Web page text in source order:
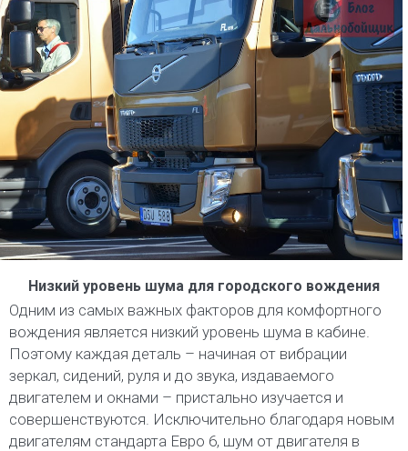
Низкий уровень шума для городского вождения
Одним из самых важных факторов для комфортного
вождения является низкий уровень шума в кабине.
Поэтому каждая деталь – начиная от вибрации
зеркал, сидений, руля и до звука, издаваемого
двигателем и окнами – пристально изучается и
совершенствуются. Исключительно благодаря новым
двигателям стандарта Евро 6, шум от двигателя в